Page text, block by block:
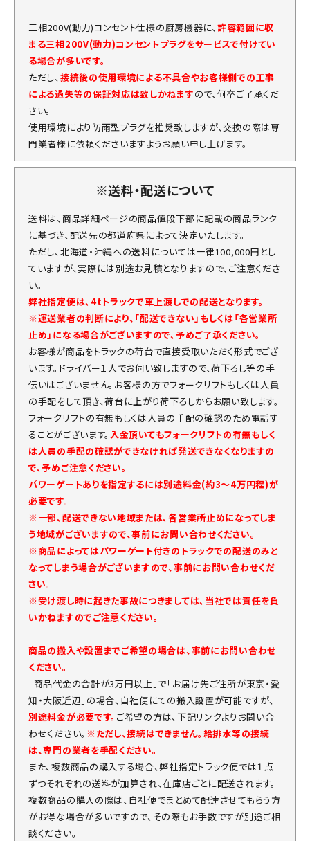
三相200V(動力)コンセント仕様の厨房機器に、許容範囲に収
まる三相200V(動力)コンセントプラグをサービスで付けてい
る場合が多いです。
ただし、接続後の使用環境による不具合やお客様側での工事
による過失等の保証対応は致しかねますので、何卒ご了承くだ
さい。
使用環境により防雨型プラグを推奨致しますが、交換の際は専
門業者様に依頼くださいますようお願い申し上げます。
※送料・配送について
送料は、商品詳細ページの商品値段下部に記載の商品ランク
に基づき、配送先の都道府県によって決定いたします。
ただし、北海道・沖縄への送料については一律100,000円とし
ていますが、実際には別途お見積となりますので、ご注意くださ
い。
弊社指定便は、4tトラックで車上渡しでの配送となります。
※運送業者の判断により、「配送できない」もしくは「各営業所
止め」になる場合がございますので、予めご了承ください。
お客様が商品をトラックの荷台で直接受取いただく形式でござ
います。ドライバー１人でお伺い致しますので、荷下ろし等の手
伝いはございません。お客様の方でフォークリフトもしくは人員
の手配をして頂き、荷台に上がり荷下ろしからお願い致します。
フォークリフトの有無もしくは人員の手配の確認のため電話す
ることがございます。 入金頂いてもフォークリフトの有無もしく
は人員の手配の確認ができなければ発送できなくなりますの
で、予めご注意ください。
パワーゲートありを指定するには別途料金(約3～4万円程)が
必要です。
※一部、配送できない地域または、各営業所止めになってしま
う地域がございますので、事前にお問い合わせください。
※商品によってはパワーゲート付きのトラックでの配送のみと
なってしまう場合がございますので、事前にお問い合わせくだ
さい。
※受け渡し時に起きた事故につきましては、当社では責任を負
いかねますのでご注意ください。
商品の搬入や設置までご希望の場合は、事前にお問い合わせ
ください。
「商品代金の合計が3万円以上」で「お届け先ご住所が東京・愛
知・大阪近辺」の場合、自社便にての搬入設置が可能ですが、
別途料金が必要です。 ご希望の方は、下記リンクよりお問い合
わせください。 ※ただし、接続はできません。給排水等の接続
は、専門の業者を手配ください。
また、複数商品の購入する場合、弊社指定トラック便では１点
ずつそれぞれの送料が加算され、在庫店ごとに配送されます。
複数商品の購入の際は、自社便でまとめて配達させてもらう方
がお得な場合が多いですので、その際もお手数ですが別途ご相
談ください。